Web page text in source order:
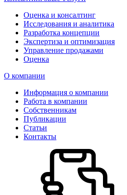
Оценка и консалтинг
Исследования и аналитика
Разработка концепции
Экспертиза и оптимизация
Управление продажами
Оценка
О компании
Информация о компании
Работа в компании
Собственникам
Публикации
Статьи
Контакты